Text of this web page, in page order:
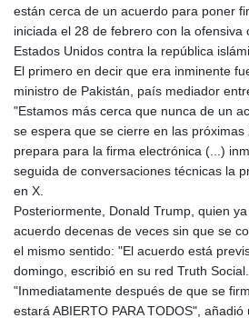
HRK
HTG
HUF
IDR
ILS
IMP
INR
IQD
IRR
ISK
JEP
JMD
JOD
JPY
KES
están cerca de un acuerdo para poner
iniciada el 28 de febrero con la ofensiva
Estados Unidos contra la república
El primero en decir que era inminente
ministro de Pakistán, país mediador
"Estamos más cerca que nunca de un
se espera que se cierre en las
prepara para la firma electrónica (...)
seguida de conversaciones técnicas la
en X.
Posteriormente, Donald Trump, quien
acuerdo decenas de veces sin que se
el mismo sentido: "El acuerdo está
domingo, escribió en su red Truth Social.
"Inmediatamente después de que se
estará ABIERTO PARA TODOS", añadió